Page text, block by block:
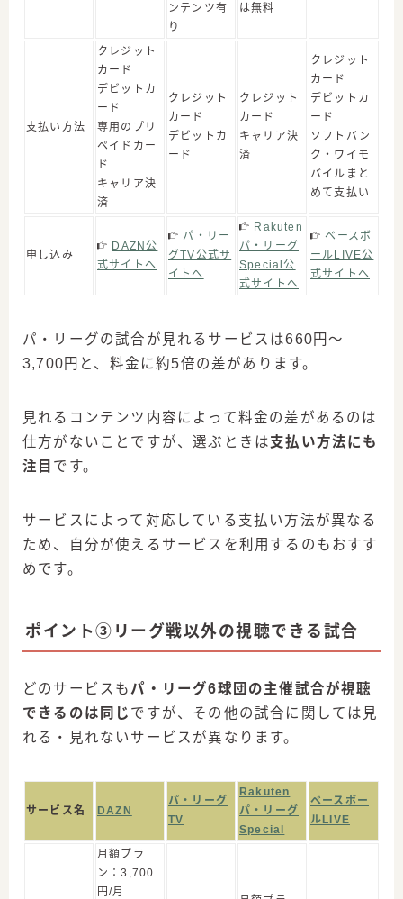
ンテンツ有
り
は無料
支払い方法
クレジット
カード
デビットカ
ード
専用のプリ
ペイドカー
ド
キャリア決
済
クレジット
カード
デビットカ
ード
クレジット
カード
キャリア決
済
クレジット
カード
デビットカ
ード
ソフトバン
ク・ワイモ
バイルまと
めて支払い
申し込み
DAZN公
式サイトへ
パ・リー
グTV公式サ
イトへ
Rakuten
パ・リーグ
Special公
式サイトへ
ベースボ
ールLIVE公
式サイトへ
パ・リーグの試合が見れるサービスは660円〜
3,700円と、料金に約5倍の差があります。
見れるコンテンツ内容によって料金の差があるのは
仕方がないことですが、選ぶときは支払い方法にも
注目 です。
サービスによって対応している支払い方法が異なる
ため、自分が使えるサービスを利用するのもおすす
めです。
ポイント③リーグ戦以外の視聴できる試合
どのサービスも パ・リーグ6球団の主催試合が視聴
できるのは同じ ですが、その他の試合に関しては見
れる・見れないサービスが異なります。
サービス名 DAZN
パ・リーグ
TV
Rakuten
パ・リーグ
Special
ベースボー
ルLIVE
月額プラ
ン：3,700
円/月
＼143試合全部見たい人におすすめ／
スカパー！プロ野球セットの申込みはこちら